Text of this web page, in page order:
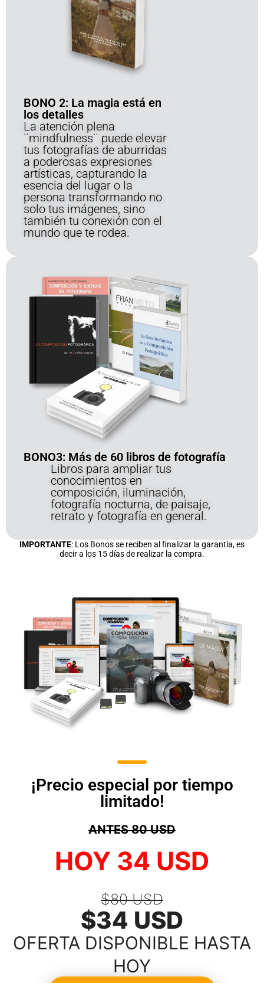
BONO 2: La magia está en
los detalles
La atención plena
¨mindfulness¨ puede elevar
tus fotografías de aburridas
a poderosas expresiones
artísticas, capturando la
esencia del lugar o la
persona transformando no
solo tus imágenes, sino
también tu conexión con el
mundo que te rodea.
BONO3: Más de 60 libros de fotografía
Libros para ampliar tus
conocimientos en
composición, iluminación,
fotografía nocturna, de paisaje,
retrato y fotografía en general.
IMPORTANTE: Los Bonos se reciben al finalizar la garantía, es
decir a los 15 días de realizar la compra.
¡Precio especial por tiempo
limitado!
ANTES 80 USD
HOY 34 USD
$80 USD
$34 USD
OFERTA DISPONIBLE HASTA
HOY